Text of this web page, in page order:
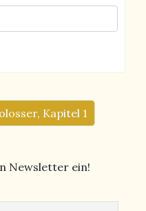
Kapitel 1
Newsletter ein!